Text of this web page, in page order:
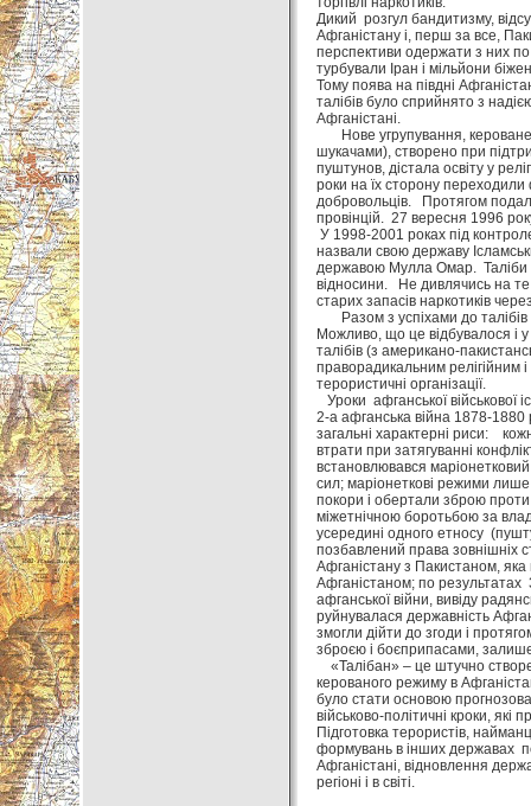
Дикий розгул бандитизму,
Афганістану і, перш за все,
перспективи одержати з них
турбували Іран і мільйони
Тому поява на півдні
талібів було сприйнято з
Афганістані.
Нове угрупування,
шукачами), створено при
пуштунов, дістала освіту у
роки на їх сторону переходили
добровольців. Протягом
провінцій. 27 вересня 1996
У 1998-2001 роках під
назвали свою державу
державою Мулла Омар. Таліби
відносини. Не дивлячись на
старих запасів наркотиків
Разом з успіхами до талібів
Можливо, що це відбувалося і у
талібів (з американо-
праворадикальним релігійним
терористичні організації.
Уроки афганської військової
2-а афганська війна 1878-
загальні характерні риси:
втрати при затягуванні
встановлювався
сил; маріонеткові режими
покори і обертали зброю
міжетнічною боротьбою за
усередині одного етносу
позбавлений права зовнішніх
Афганістану з Пакистаном,
Афганістаном; по результатах
афганської війни, вивіду
руйнувалася державність
змогли дійти до згоди і
зброєю і боєприпасами,
«Талібан» – це штучно
керованого режиму в
було стати основою
військово-політичні кроки, які
Підготовка терористів,
формувань в інших державах
Афганістані, відновлення
регіоні і в світі.